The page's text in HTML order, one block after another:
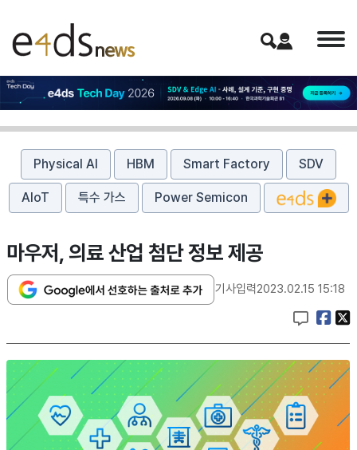
Physical AI HBM Smart Factory SDV
AIoT 특수 가스 Power Semicon
마우저, 의료 산업 첨단 정보 제공
기사입력2023.02.15 15:18